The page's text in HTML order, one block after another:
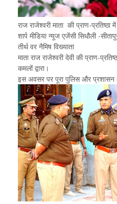
राज राजेश्वरी माता की प्राण-प्रतिष्ठा
शार्प मीडिया न्यूज एजेंसी सिधौली -
तीर्थ वर नैमिष विख्याता
माता राज राजेश्वरी देवी की प्राण-
कमलों द्वारा।
इस अवसर पर पूरा पुलिस और प्रशासन